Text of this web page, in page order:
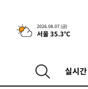
2026.08.07 (금)
서울 35.3℃
실시간
-23610초 전 >[속보]종
-20210초 전 >민주 콩고
-18654초 전 >
"미 전국
-17167초 전 >